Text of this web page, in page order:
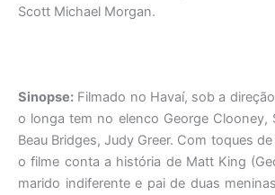
Scott Michael Morgan.
Sinopse: Filmado no Havaí, sob a
o longa tem no elenco George Clooney,
Beau Bridges, Judy Greer. Com toques
o filme conta a história de Matt King
marido indiferente e pai de duas